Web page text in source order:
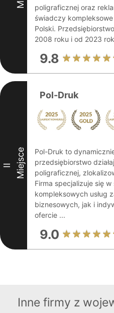
poligraficznej oraz
świadczy kompleksowe
Polski.
2008 roku i od 2023
9.8
II Miejsce
Pol-Druk
Pol-Druk to
przedsiębiorstwo
poligraficznej,
Firma specjalizuje się
kompleksowych usług
biznesowych, jak i
ofercie ...
9.0
Inne firmy z